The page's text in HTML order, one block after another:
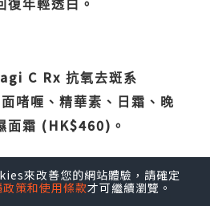
來改善您的網站體驗，請確定
政策和使用條款才可繼續瀏覽。
復年輕透白。
C Rx 抗氧去斑系
啫喱、精華素、日霜、晚
面霜 (HK$460) 。
Cleansing Gel